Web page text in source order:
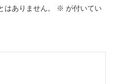
はありません。 ※ が付いてい